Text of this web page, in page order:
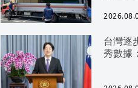
台灣逐
秀數據